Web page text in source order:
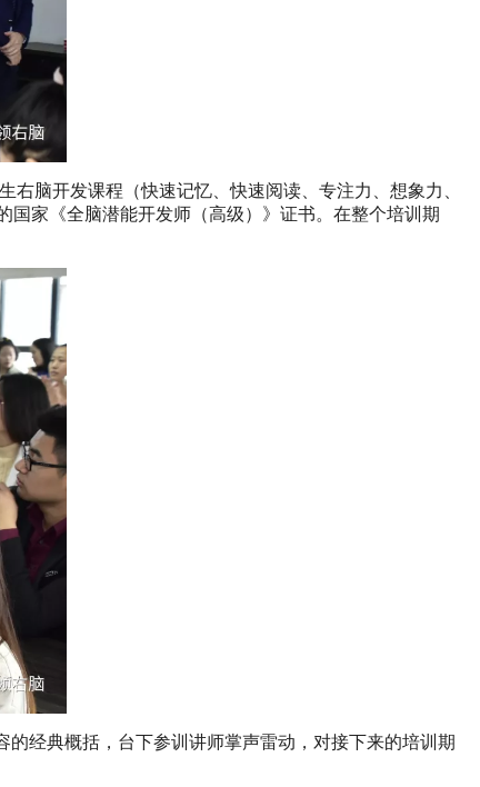
脑开发课程（快速记忆、快速阅读、专注力、想象力、
家《全脑潜能开发师（高级）》证书。在整个培训期
经典概括，台下参训讲师掌声雷动，对接下来的培训期